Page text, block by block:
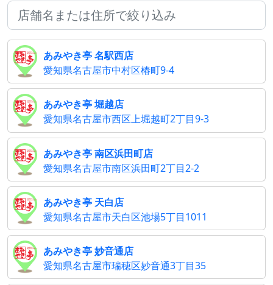
あみやき亭 名駅西店
愛知県名古屋市中村区椿町9-4
あみやき亭 堀越店
愛知県名古屋市西区上堀越町2丁目9-3
あみやき亭 南区浜田町店
愛知県名古屋市南区浜田町2丁目2-2
あみやき亭 天白店
愛知県名古屋市天白区池場5丁目1011
あみやき亭 妙音通店
愛知県名古屋市瑞穂区妙音通3丁目35